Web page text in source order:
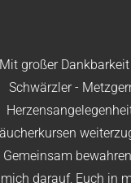
Mit großer
Schwärzler -
Gemeinsam
mich darauf, Euch in